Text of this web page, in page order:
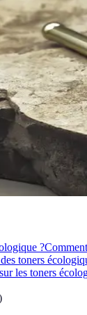
?
toners
les toners